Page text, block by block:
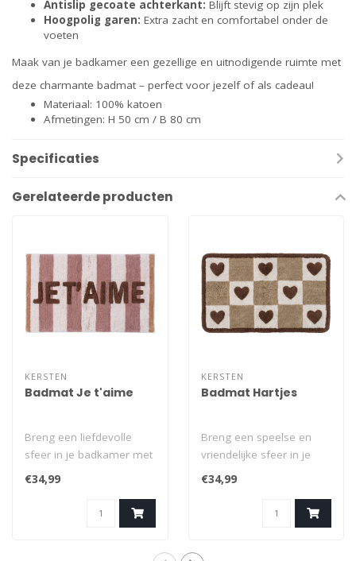
Antislip gecoate achterkant: Blijft stevig op zijn plek
Hoogpolig garen: Extra zacht en comfortabel onder de
voeten
Maak van je badkamer een gezellige en uitnodigende ruimte met
deze charmante badmat – perfect voor jezelf of als cadeau!
Materiaal: 100% katoen
Afmetingen: H 50 cm / B 80 cm
Specificaties
Gerelateerde producten
KERSTEN
Badmat Je t'aime
Breng een liefdevolle
sfeer in je badkamer met
deze badmat met de
€34,99
KERSTEN
Badmat Hartjes
Breng een speelse en
vriendelijke sfeer in je
badkamer met deze
€34,99